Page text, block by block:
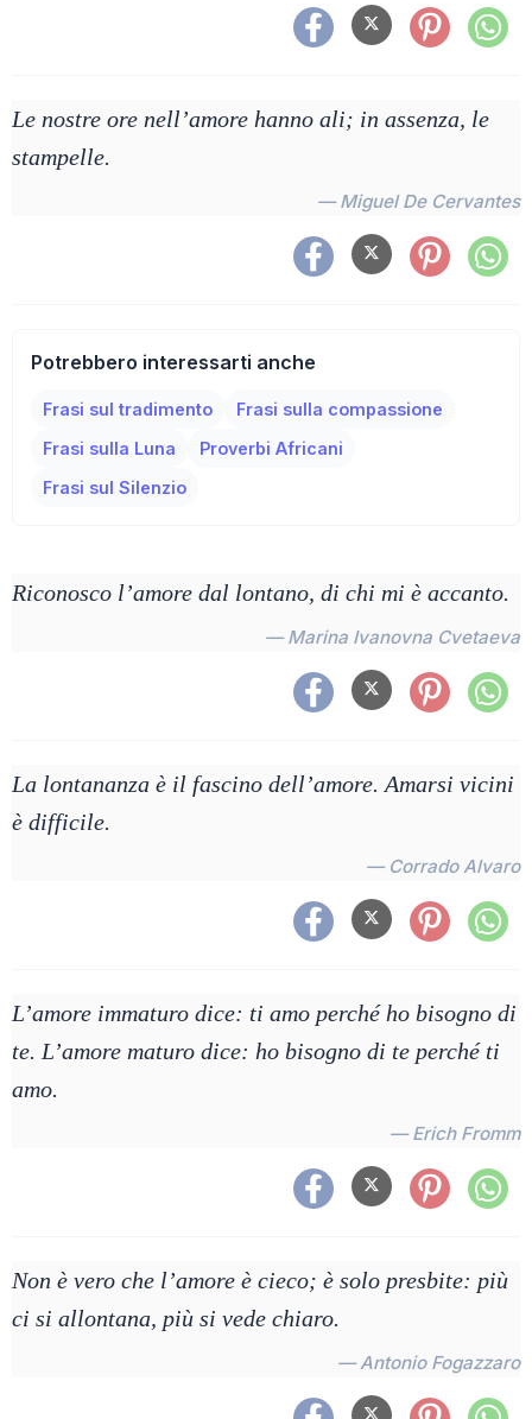
Le nostre ore nell’amore hanno ali; in assenza, le
stampelle.
— Miguel De Cervantes
Potrebbero interessarti anche
Frasi sul tradimento
Frasi sulla compassione
Frasi sulla Luna
Proverbi Africani
Frasi sul Silenzio
Riconosco l’amore dal lontano, di chi mi è accanto.
— Marina Ivanovna Cvetaeva
La lontananza è il fascino dell’amore. Amarsi vicini
è difficile.
— Corrado Alvaro
L’amore immaturo dice: ti amo perché ho bisogno di
te. L’amore maturo dice: ho bisogno di te perché ti
amo.
— Erich Fromm
Non è vero che l’amore è cieco; è solo presbite: più
ci si allontana, più si vede chiaro.
— Antonio Fogazzaro